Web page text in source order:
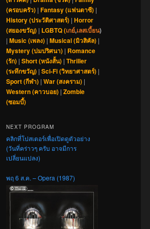
(ครอบครัว) | Fantasy (แฟนตาซี) |
History (ประวัติศาสตร์) | Horror
(สยองขวัญ) | LGBTQ (เกย์,เลสเบี้ยน)
| Music (เพลง) | Musical (มิวสิคัล) |
Mystery (ปมปริศนา) | Romance
(รัก) | Short (หนังสั้น) | Thriller
(ระทึกขวัญ) | Sci-Fi (วิทยาศาสตร์) |
Sport (กีฬา) | War (สงคราม) |
Western (คาวบอย) | Zombie
(ซอมบี้)
NEXT PROGRAM
คลิกที่โปสเตอร์เพื่อเปิดดูตัวอย่าง
(วันที่คร่าวๆ ครับ อาจมีการ
เปลี่ยนแปลง)
พฤ 6 ส.ค. – Opera (1987)